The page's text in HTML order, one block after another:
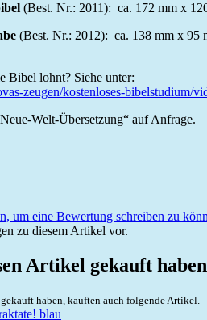
(Best. Nr.: 2011): ca. 172 mm x
(Best. Nr.: 2012): ca. 138 mm x 95
Bibel lohnt? Siehe unter:
zeugen/kostenloses-bibelstudium/
Welt-Übersetzung“ auf Anfrage.
um eine Bewertung schreiben zu
zu diesem Artikel vor.
Artikel gekauft
haben, kauften auch folgende Artikel.